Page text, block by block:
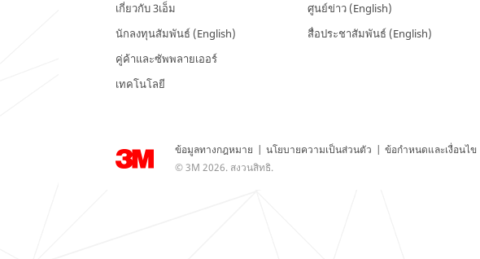
เกี่ยวกับ 3เอ็ม
นักลงทุนสัมพันธ์ (English)
คู่ค้าและซัพพลายเออร์
เทคโนโลยี
ศูนย์ข่าว (English)
สื่อประชาสัมพันธ์ (English)
ข้อมูลทางกฎหมาย | นโยบายความเป็นส่วนตัว | ข้อกำหนดและเงื่อนไข
© 3M 2026. สงวนสิทธิ.